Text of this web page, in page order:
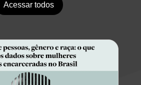
Acessar todos